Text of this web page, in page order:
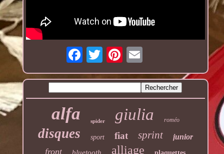
alfa spider giulia roméo
disques sport fiat sprint junior
front alliage